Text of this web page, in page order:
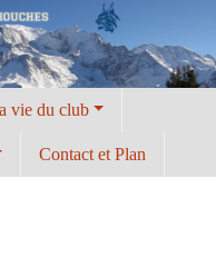
vie du club
Contact et Plan